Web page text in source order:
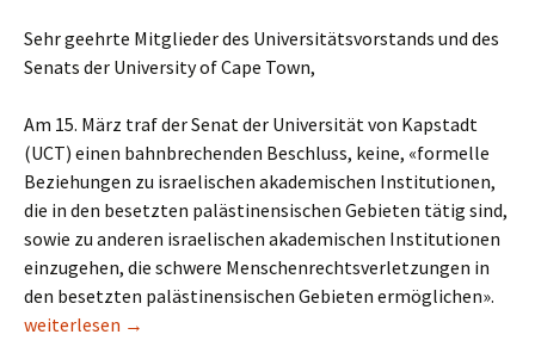
Sehr geehrte Mitglieder des Universitätsvorstands und des
Senats der University of Cape Town,
Am 15. März traf der Senat der Universität von Kapstadt
(UCT) einen bahnbrechenden Beschluss, keine, «formelle
Beziehungen zu israelischen akademischen Institutionen,
die in den besetzten palästinensischen Gebieten tätig sind,
sowie zu anderen israelischen akademischen Institutionen
einzugehen, die schwere Menschenrechtsverletzungen in
den besetzten palästinensischen Gebieten ermöglichen».
Offener Brief südafrikanischer Jüdinnen* und Juden
weiterlesen →